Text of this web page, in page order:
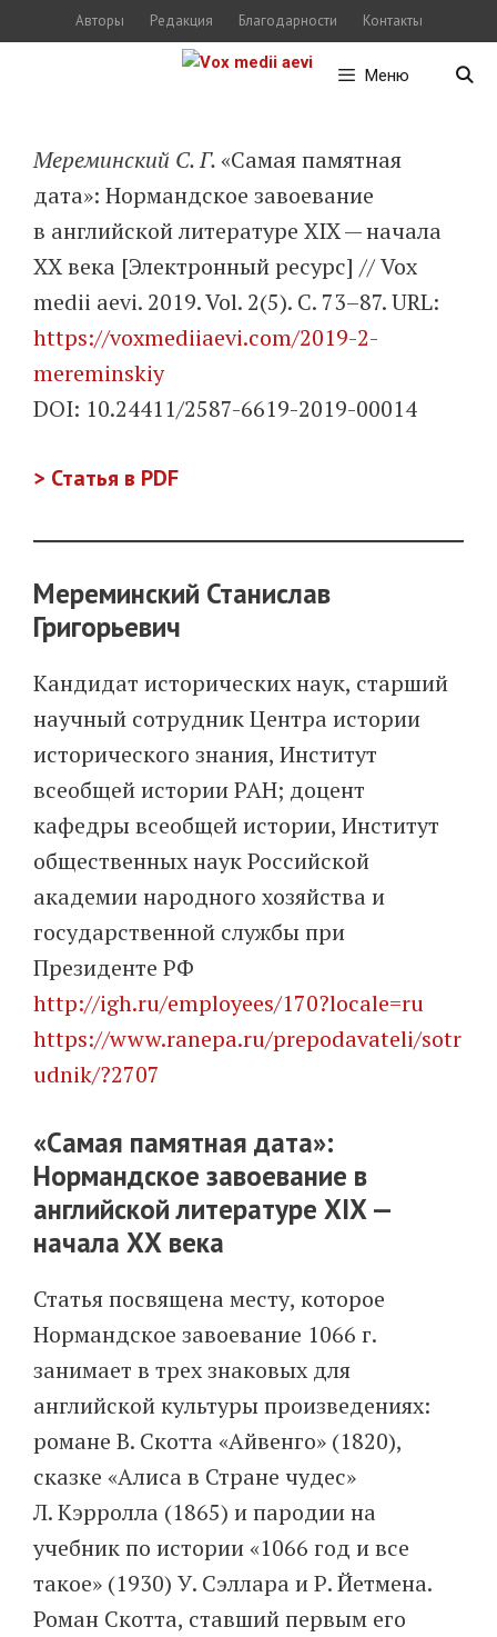
Перейти
к
Авторы Редакция Благодарности Контакты
Меню
Мереминский С. Г.«Самая памятная
дата»: Нормандское завое­вание
в английской литературе XIX — начала
ХХ века [Электронный ресурс] // Vox
medii aevi. 2019. Vol. 2(5). С. 73–87. URL:
https://voxmediiaevi.com/2019-2-
mereminskiy
DOI: 10.24411/2587-6619-2019-00014
> Статья в PDF
Мереминский Станислав
Григорьевич
Кандидат исторических наук, старший
научный сотрудник Центра истории
исторического знания, Институт
всеобщей истории РАН; доцент
кафедры всеобщей истории, Институт
общественных наук Российской
академии народного хозяйства и
государственной службы при
Президенте РФ
http://igh.ru/employees/170?locale=ru
https://www.ranepa.ru/prepodavateli/sotr
udnik/?2707
«Самая памятная дата»:
Нормандское завоевание в
английской литературе XIX —
начала ХХ века
Статья посвящена месту, которое
Нормандское завоевание 1066 г.
занимает в трех знаковых для
английской культуры произведениях:
романе В. Скотта «Айвенго» (1820),
сказке «Алиса в Стране чудес»
Л. Кэрролла (1865) и пародии на
учебник по истории «1066 год и все
такое» (1930) У. Сэллара и Р. Йетмена.
Роман Скотта, ставший первым его